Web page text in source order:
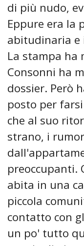
di più nudo,
Eppure era la
abitudinaria e
La stampa ha
Consonni ha
dossier. Però
posto per
che al suo
strano, i
preoccupanti.
abita in una
piccola
contatto con
un po' tutto